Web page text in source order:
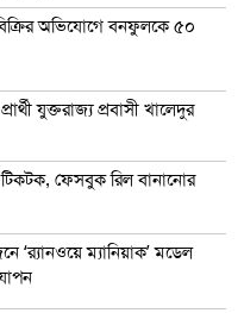
অভিযোগে বনফুলকে ৫০
যুক্তরাজ্য প্রবাসী খালেদুর
ফেসবুক রিল বানানোর
ম্যানিয়াক’ মডেল